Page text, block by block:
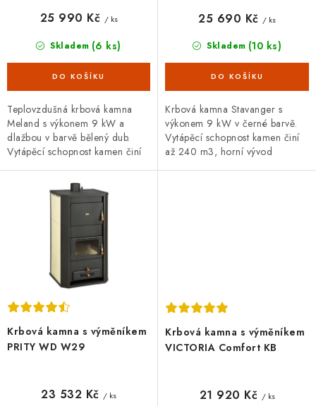
Skladem (6 ks)
25 990 Kč / ks
Teplovzdušná krbová kamna
Meland s výkonem 9 kW a
dlažbou v barvě bělený dub.
Vytápěcí schopnost kamen činí
přívodem vzduchu. Síla plechu
3 a 5 mm.
Skladem (10 ks)
25 690 Kč / ks
Krbová kamna Stavanger s
výkonem 9 kW v černé barvě.
Vytápěcí schopnost kamen činí
až 240 m3, horní vývod
Krbová kamna s výměníkem
PRITY WD W29
23 532 Kč / ks
Krbová kamna s výměníkem
VICTORIA Comfort KB
21 920 Kč / ks